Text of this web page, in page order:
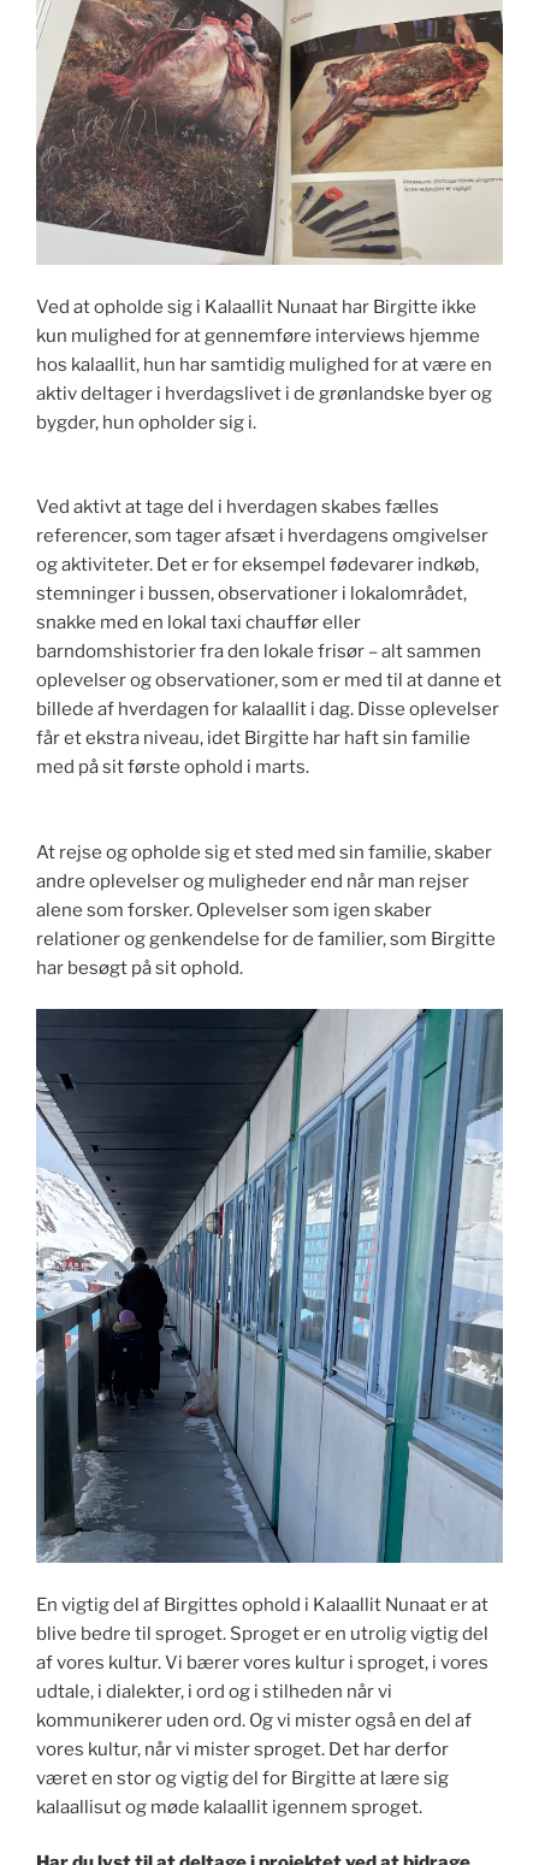
Ved at opholde sig i Kalaallit Nunaat har Birgitte ikke
kun mulighed for at gennemføre interviews hjemme
hos kalaallit, hun har samtidig mulighed for at være en
aktiv deltager i hverdagslivet i de grønlandske byer og
bygder, hun opholder sig i.
Ved aktivt at tage del i hverdagen skabes fælles
referencer, som tager afsæt i hverdagens omgivelser
og aktiviteter. Det er for eksempel fødevarer indkøb,
stemninger i bussen, observationer i lokalområdet,
snakke med en lokal taxi chauffør eller
barndomshistorier fra den lokale frisør – alt sammen
oplevelser og observationer, som er med til at danne et
billede af hverdagen for kalaallit i dag. Disse oplevelser
får et ekstra niveau, idet Birgitte har haft sin familie
med på sit første ophold i marts.
At rejse og opholde sig et sted med sin familie, skaber
andre oplevelser og muligheder end når man rejser
alene som forsker. Oplevelser som igen skaber
relationer og genkendelse for de familier, som Birgitte
har besøgt på sit ophold.
En vigtig del af Birgittes ophold i Kalaallit Nunaat er at
blive bedre til sproget. Sproget er en utrolig vigtig del
af vores kultur. Vi bærer vores kultur i sproget, i vores
udtale, i dialekter, i ord og i stilheden når vi
kommunikerer uden ord. Og vi mister også en del af
vores kultur, når vi mister sproget. Det har derfor
været en stor og vigtig del for Birgitte at lære sig
kalaallisut og møde kalaallit igennem sproget.